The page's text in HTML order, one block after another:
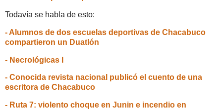
Todavía se habla de esto:
- Alumnos de dos escuelas deportivas de Chacabuco
compartieron un Duatlón
- Necrológicas I
- Conocida revista nacional publicó el cuento de una
escritora de Chacabuco
- Ruta 7: violento choque en Junin e incendio en